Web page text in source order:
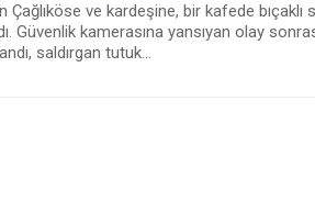
ve kardeşine, bir kafede bıçaklı
Güvenlik kamerasına yansıyan olay
saldırgan tutuk...